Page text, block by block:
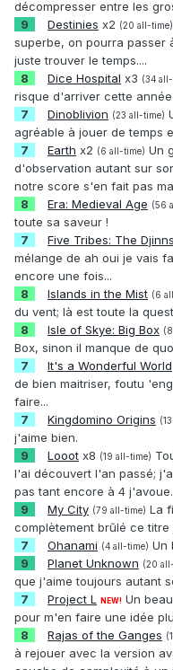
décompresser entre les
9
Destinies x2 (20 all-time)
superbe, on pourra passer
juste trouver le temps....
8
Dice Hospital x3 (34
risque d'arriver cette
7
Dinoblivion (23 all-time)
agréable à jouer de temps
7
Earth x2 (6 all-time) Un
d'observation autant sur
notre score s'en fait pas
8
Era: Medieval Age (56
toute sa saveur !
7
Five Tribes: The
mélange de ah oui je vais
encore une fois...
8
Islands in the Mist (6
du vent; là est toute la
8
Isle of Skye: Big Box
Box, sinon il manque de
7
It's a Wonderful World
de bien maitriser, foutu
faire...
7
Kingdomino Origins
j'aime bien.
9
Looot x8 (19 all-time)
l'ai découvert l'an passé;
pas tant encore à 4
9
My City (79 all-time) La
complètement brûlé ce titre
7
Ohanami (4 all-time) Un
9
Planet Unknown (20
que j'aime toujours autant
7
Project L NEW! Un
pour m'en faire une idée
8
Rajas of the Ganges
à rejouer avec la version